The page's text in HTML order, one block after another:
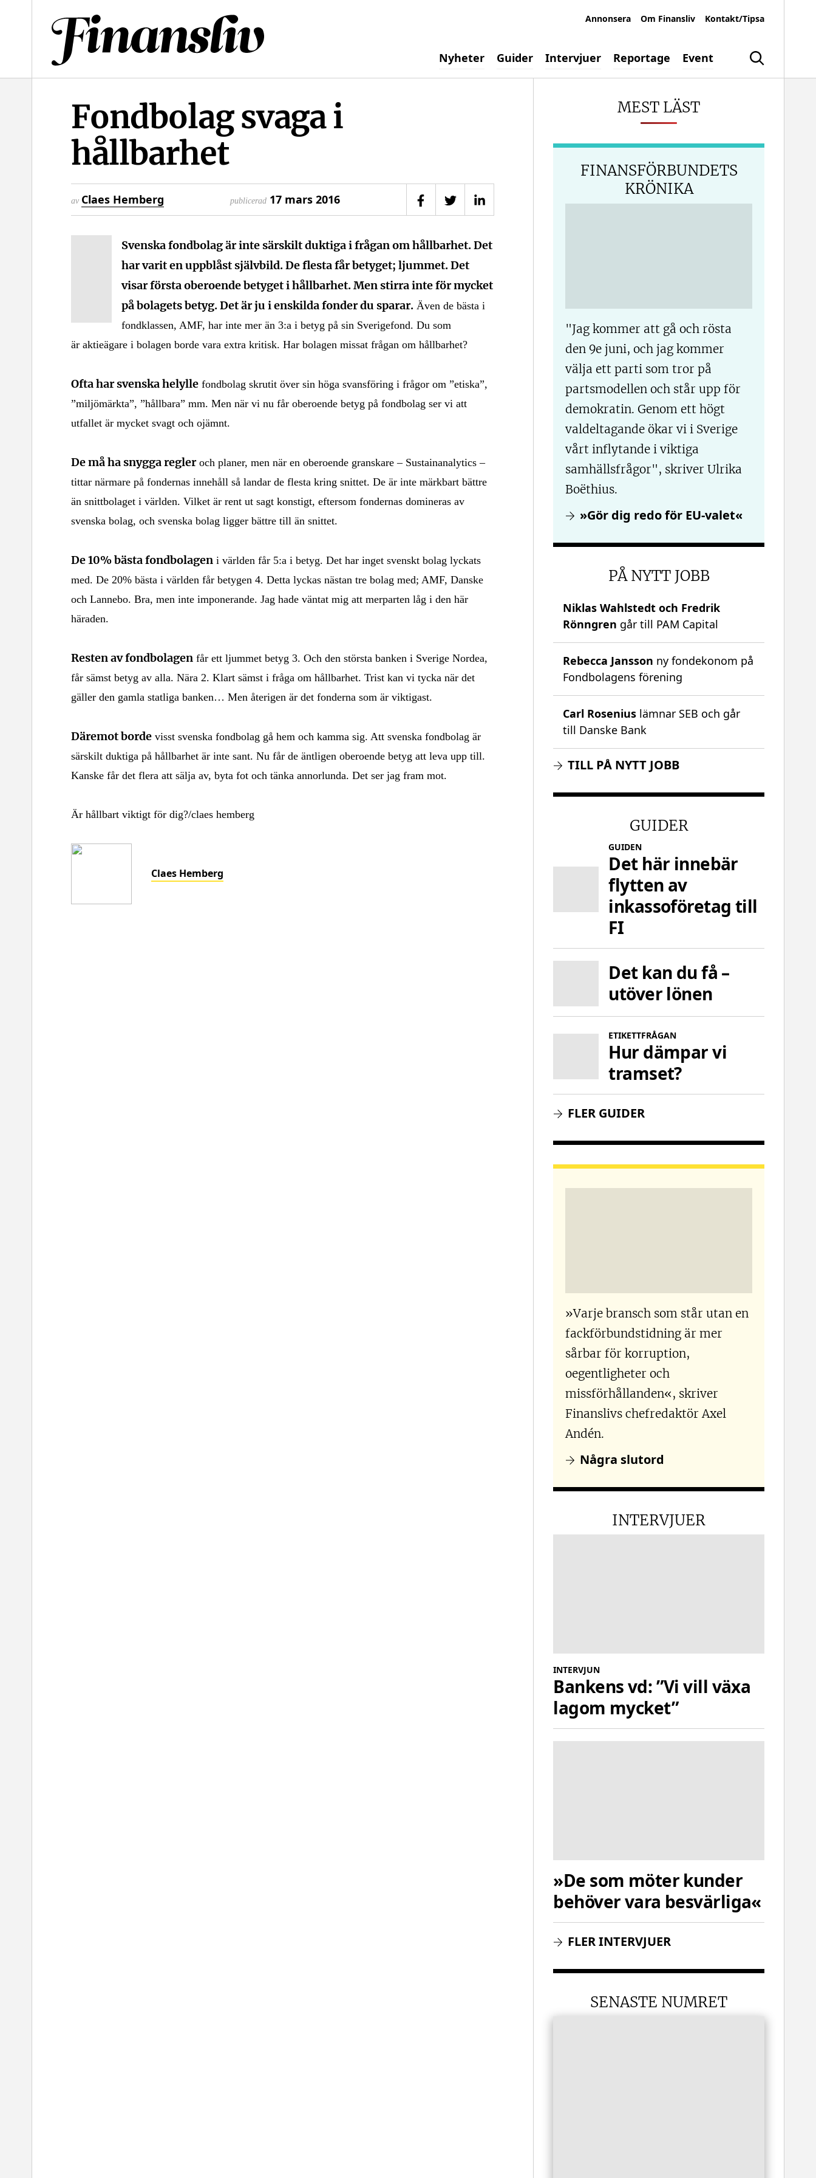
Nyheter Guider Intervjuer Reportage Event Sök
Annonsera Om Finansliv Kontakt/Tipsa
Fondbolag svaga i
hållbarhet
av Claes Hemberg publicerad 17 mars 2016 Dela på Facebook
Dela på Twitter
Dela på LinkedIn
Svenska fondbolag är inte särskilt duktiga i frågan om hållbarhet. Det
har varit en uppblåst självbild. De flesta får betyget; ljummet. Det
visar första oberoende betyget i hållbarhet. Men stirra inte för mycket
på bolagets betyg. Det är ju i enskilda fonder du sparar. Även de bästa i
fondklassen, AMF, har inte mer än 3:a i betyg på sin Sverigefond. Du som
är aktieägare i bolagen borde vara extra kritisk. Har bolagen missat frågan om hållbarhet?
Ofta har svenska helylle fondbolag skrutit över sin höga svansföring i frågor om ”etiska”,
”miljömärkta”, ”hållbara” mm. Men när vi nu får oberoende betyg på fondbolag ser vi att
utfallet är mycket svagt och ojämnt.
De må ha snygga regleroch planer, men när en oberoende granskare – Sustainanalytics –
tittar närmare på fondernas innehåll så landar de flesta kring snittet. De är inte märkbart bättre
än snittbolaget i världen. Vilket är rent ut sagt konstigt, eftersom fondernas domineras av
svenska bolag, och svenska bolag ligger bättre till än snittet.
De 10% bästa fondbolagen i världen får 5:a i betyg. Det har inget svenskt bolag lyckats
med. De 20% bästa i världen får betygen 4. Detta lyckas nästan tre bolag med; AMF, Danske
och Lannebo. Bra, men inte imponerande. Jag hade väntat mig att merparten låg i den här
häraden.
Resten av fondbolagen får ett ljummet betyg 3. Och den största banken i Sverige Nordea,
får sämst betyg av alla. Nära 2. Klart sämst i fråga om hållbarhet. Trist kan vi tycka när det
gäller den gamla statliga banken… Men återigen är det fonderna som är viktigast.
Däremot borde visst svenska fondbolag gå hem och kamma sig. Att svenska fondbolag är
särskilt duktiga på hållbarhet är inte sant. Nu får de äntligen oberoende betyg att leva upp till.
Kanske får det flera att sälja av, byta fot och tänka annorlunda. Det ser jag fram mot.
Är hållbart viktigt för dig?/claes hemberg
Claes Hemberg
MEST LÄST
FINANSFÖRBUNDETS
KRÖNIKA
"Jag kommer att gå och rösta
den 9e juni, och jag kommer
välja ett parti som tror på
partsmodellen och står upp för
demokratin. Genom ett högt
valdeltagande ökar vi i Sverige
vårt inflytande i viktiga
samhällsfrågor", skriver Ulrika
Boëthius.
»Gör dig redo för EU-valet«
PÅ NYTT JOBB
Niklas Wahlstedt och Fredrik
Rönngren går till PAM Capital
Rebecca Jansson ny fondekonom på
Fondbolagens förening
Carl Rosenius lämnar SEB och går
till Danske Bank
TILL PÅ NYTT JOBB
GUIDER
GUIDEN
Det här innebär
flytten av
inkassoföretag till
FI
Det kan du få –
utöver lönen
ETIKETTFRÅGAN
Hur dämpar vi
tramset?
FLER GUIDER
»Varje bransch som står utan en
fackförbundstidning är mer
sårbar för korruption,
oegentligheter och
missförhållanden«, skriver
Finanslivs chefredaktör Axel
Andén.
Några slutord
INTERVJUER
INTERVJUN
Bankens vd: ”Vi vill växa
lagom mycket”
»De som möter kunder
behöver vara besvärliga«
FLER INTERVJUER
SENASTE NUMRET